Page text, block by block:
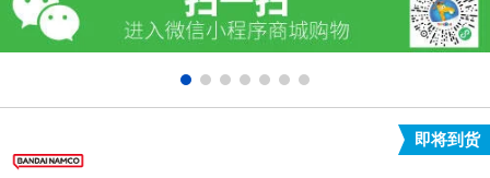
户外及运动产品
模仿，化妆及造型系列
即将到货